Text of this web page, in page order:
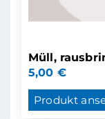
Müll,
5,00 €
Produkt